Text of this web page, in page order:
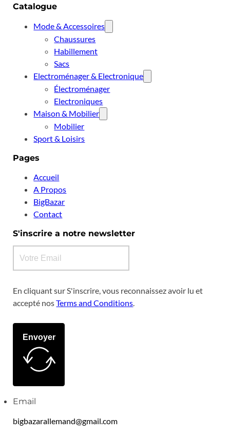
Catalogue
Mode & Accessoires
Chaussures
Habillement
Sacs
Electroménager & Electronique
Électroménager
Electroniques
Maison & Mobilier
Mobilier
Sport & Loisirs
Pages
Accueil
A Propos
BigBazar
Contact
S'inscrire a notre newsletter
En cliquant sur S'inscrire, vous reconnaissez avoir lu et
accepté nosTerms and Conditions.
Envoyer
Email
bigbazarallemand@gmail.com